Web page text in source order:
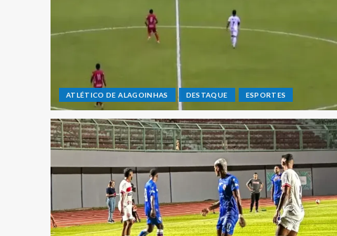
ATLÉTICO DE ALAGOINHAS DESTAQUE ESPORTES